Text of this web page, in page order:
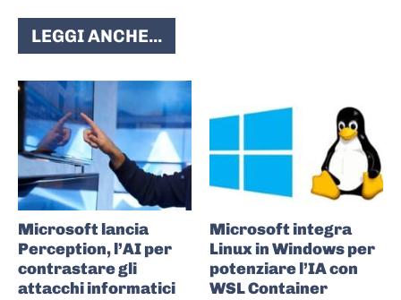
LEGGI ANCHE...
Microsoft lancia
Perception, l’AI per
contrastare gli
attacchi informatici
Microsoft integra
Linux in Windows per
potenziare l’IA con
WSL Container